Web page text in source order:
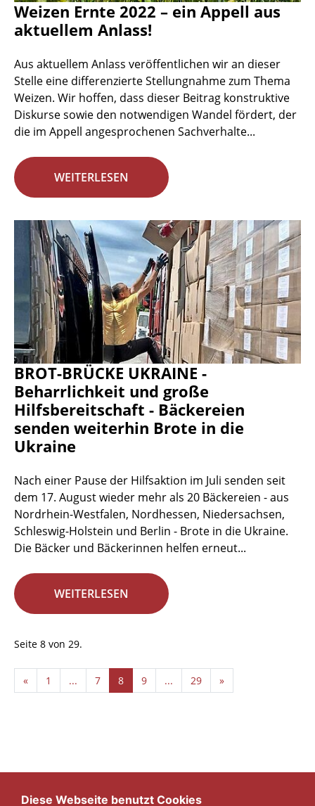
Weizen Ernte 2022 – ein Appell aus
aktuellem Anlass!
Aus aktuellem Anlass veröffentlichen wir an dieser
Stelle eine differenzierte Stellungnahme zum Thema
Weizen. Wir hoffen, dass dieser Beitrag konstruktive
Diskurse sowie den notwendigen Wandel fördert, der
die im Appell angesprochenen Sachverhalte...
WEITERLESEN
BROT-BRÜCKE UKRAINE -
Beharrlichkeit und große
Hilfsbereitschaft - Bäckereien
senden weiterhin Brote in die
Ukraine
Nach einer Pause der Hilfsaktion im Juli senden seit
dem 17. August wieder mehr als 20 Bäckereien - aus
Nordrhein-Westfalen, Nordhessen, Niedersachsen,
Schleswig-Holstein und Berlin - Brote in die Ukraine.
Die Bäcker und Bäckerinnen helfen erneut...
WEITERLESEN
Seite 8 von 29.
« 1 ... 7 8 9 ... 29 »
Diese Webseite benutzt Cookies